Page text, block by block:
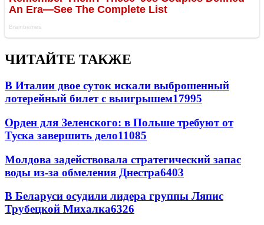
ЧИТАЙТЕ ТАКЖЕ
В Италии двое суток искали выброшенный
лотерейный билет с выигрышем17995
Орден для Зеленского: в Польше требуют от
Туска завершить дело11085
Молдова задействовала стратегический запас
воды из-за обмеления Днестра6403
В Беларуси осудили лидера группы Ляпис
Трубецкой Михалка6326